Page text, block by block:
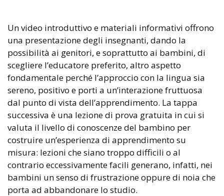
Un video introduttivo e materiali informativi offrono
una presentazione degli insegnanti, dando la
possibilità ai genitori, e soprattutto ai bambini, di
scegliere l’educatore preferito, altro aspetto
fondamentale perché l’approccio con la lingua sia
sereno, positivo e porti a un’interazione fruttuosa
dal punto di vista dell’apprendimento. La tappa
successiva è una lezione di prova gratuita in cui si
valuta il livello di conoscenze del bambino per
costruire un’esperienza di apprendimento su
misura: lezioni che siano troppo difficili o al
contrario eccessivamente facili generano, infatti, nei
bambini un senso di frustrazione oppure di noia che
porta ad abbandonare lo studio.